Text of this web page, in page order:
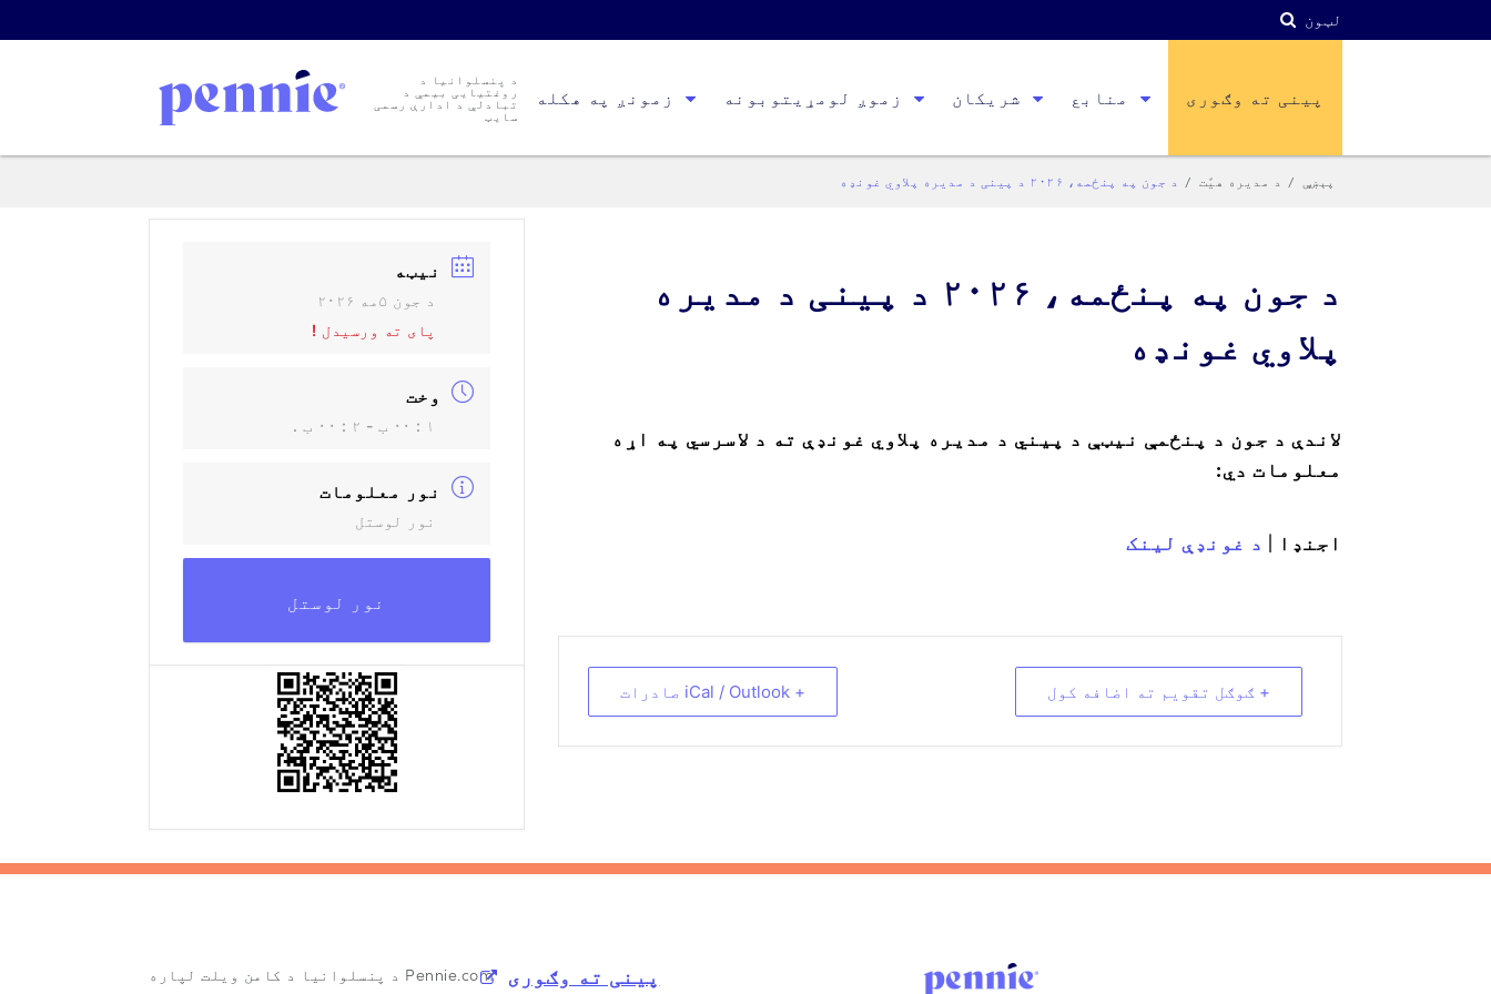
لټون
د پنسلوانیا د
روغتیایی بیمې د
تبادلې د ادارې رسمی
سایټ
زمونږ په هکله زموږ لومړیتوبونه شریکان منابع پینی ته وګوری
پېښې د مدیره هیًت د جون په پنځمه، ۲۰۲۶ د پینی د مدیره پلاوي غونډه
د جون په پنځمه، ۲۰۲۶ د پینی د مدیره
پلاوي غونډه
لاندې د جون د پنځمې نیټې د پیني د مدیره پلاوي غونډې ته د لاسرسي په اړه
معلومات دي:
اجنډا | د غونډې لینک
+ ګوګل تقویم ته اضافه کول + iCal / Outlook صادرات
نیټه
د جون ۵مه ۲۰۲۶
پای ته ورسیدل !
وخت
۱ : ۰۰ ب - ۲ : ۰۰ ب .
نور معلومات
نور لوستل
نور لوستل
پینی ته وګوری
Pennie.com د پنسلوانیا د کامن ویلت لپاره